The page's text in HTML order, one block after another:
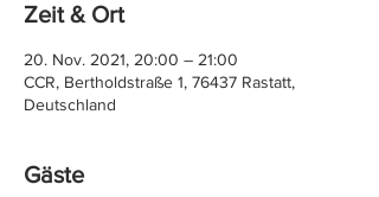
Zeit & Ort
20. Nov. 2021, 20:00 – 21:00
CCR, Bertholdstraße 1, 76437 Rastatt,
Deutschland
Gäste